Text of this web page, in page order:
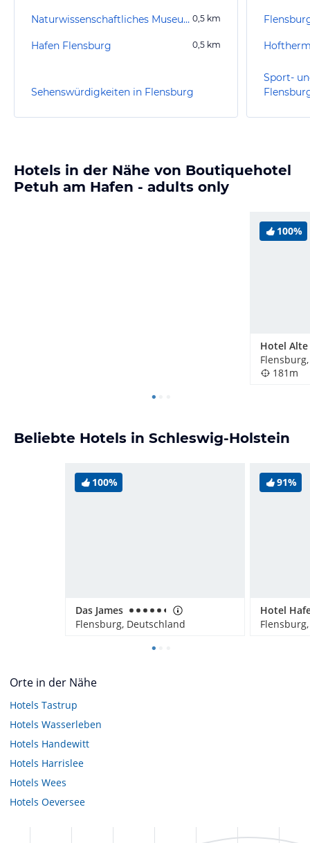
Naturwissenschaftliches Museum 0,5 km
Hafen Flensburg 0,5 km
Sehenswürdigkeiten in Flensburg
Sport-
Hotels in der Nähe von Boutiquehotel
Petuh am Hafen - adults only
100%
181m
Beliebte Hotels in Schleswig-Holstein
100%
Das James
Flensburg, Deutschland
91%
Orte in der Nähe
Hotels Tastrup
Hotels Wasserleben
Hotels Handewitt
Hotels Harrislee
Hotels Wees
Hotels Oeversee